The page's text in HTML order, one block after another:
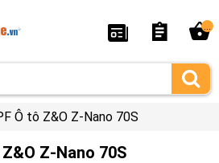
Ô tô Z&O Z-Nano 70S
Z-Nano 70S